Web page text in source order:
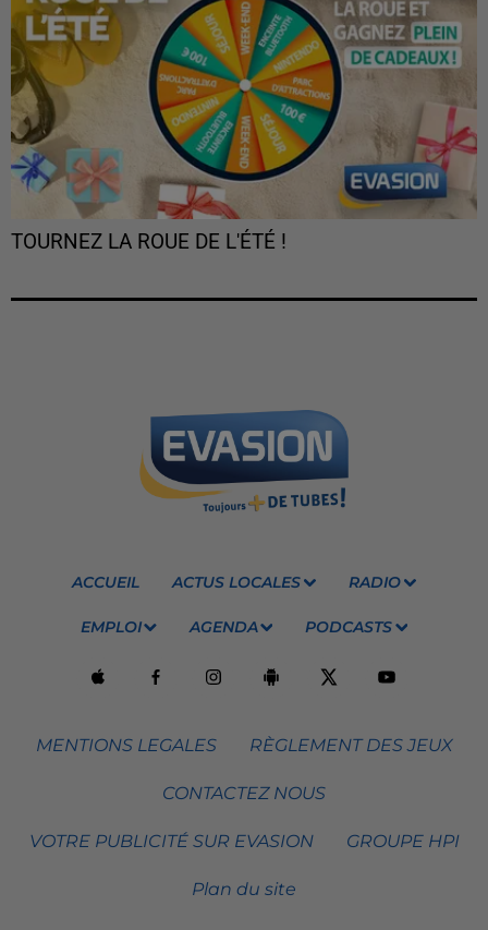
TOURNEZ LA ROUE DE L'ÉTÉ !
ACCUEIL ACTUS LOCALES RADIO
EMPLOI AGENDA PODCASTS
MENTIONS LEGALES RÈGLEMENT DES JEUX
CONTACTEZ NOUS
VOTRE PUBLICITÉ SUR EVASION GROUPE HPI
Plan du site